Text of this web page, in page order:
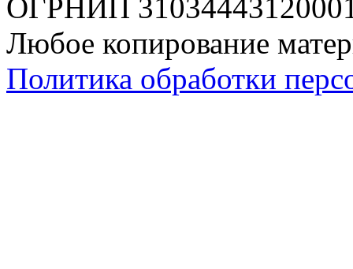
ОГРНИП
Любое копирование
Политика обработки